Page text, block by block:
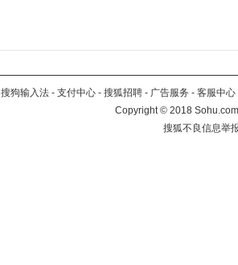
搜狗输入法 - 支付中心 - 搜狐招聘 - 广告服务 - 客服中心
Copyright©2018
搜狐不良信息举